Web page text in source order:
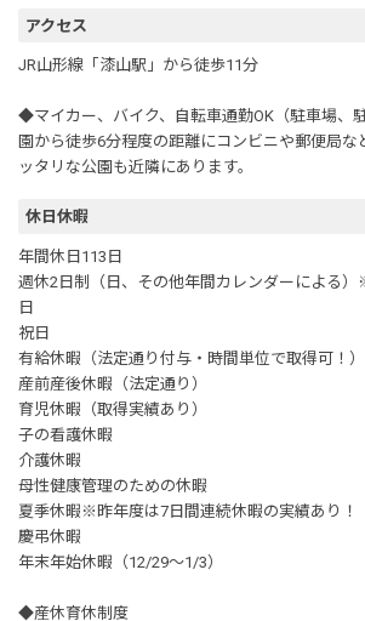
アクセス
JR山形線「漆山駅」から徒歩11分
◆マイカー、バイク、自転車通勤OK（駐車場、駐
園から徒歩6分程度の距離にコンビニや郵便局な
ッタリな公園も近隣にあります。
休日休暇
年間休日113日
週休2日制（日、その他年間カレンダーによる
日
祝日
有給休暇（法定通り付与・時間単位で取得可！）
産前産後休暇（法定通り）
育児休暇（取得実績あり）
子の看護休暇
介護休暇
母性健康管理のための休暇
夏季休暇※昨年度は7日間連続休暇の実績あり！
慶弔休暇
年末年始休暇（12/29～1/3）
◆産休育休制度